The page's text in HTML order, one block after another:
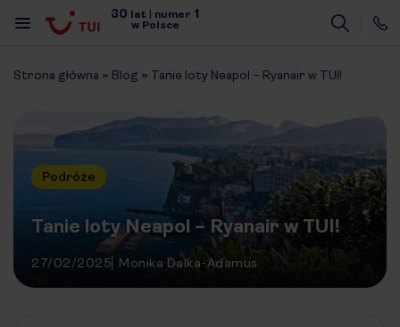
30 lat | numer 1
w Polsce
Strona główna » Blog » Tanie loty Neapol – Ryanair w TUI!
Podróże
Tanie loty Neapol – Ryanair w TUI!
27/02/2025 Monika Dalka-Adamus